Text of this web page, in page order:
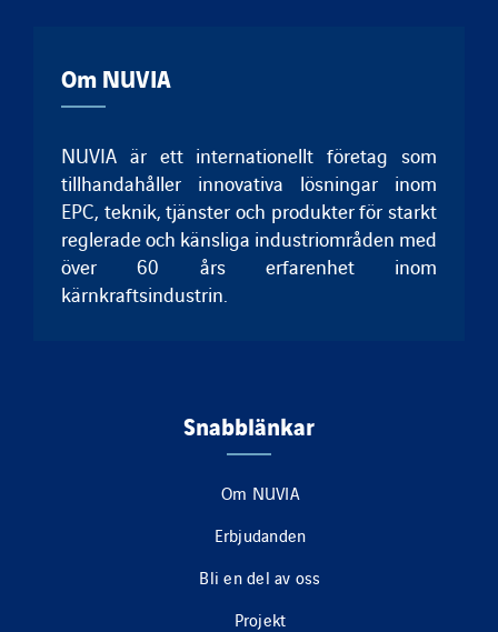
Om NUVIA
NUVIA är ett internationellt företag som
tillhandahåller innovativa lösningar inom
EPC, teknik, tjänster och produkter för starkt
reglerade och känsliga industriområden med
över 60 års erfarenhet inom
kärnkraftsindustrin.
Snabblänkar
Om NUVIA
Erbjudanden
Bli en del av oss
Projekt